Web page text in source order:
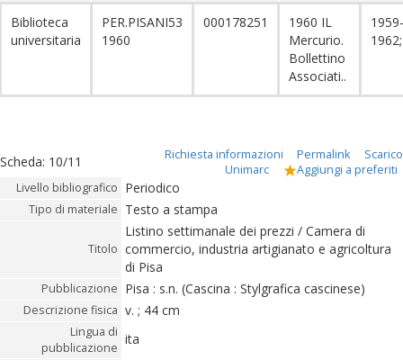
Biblioteca
universitaria
PER.PISANI53
1960
000178251
1960 IL
Mercurio.
Bollettino
Associati..
1959-
Scheda: 10/11 Richiesta informazioni Permalink
Scarico
Unimarc
Aggiungi a preferiti
Livello bibliografico Periodico
Tipo di materiale Testo a stampa
Titolo
Listino settimanale dei prezzi / Camera di
commercio, industria artigianato e agricoltura
di Pisa
Pubblicazione Pisa : s.n. (Cascina : Stylgrafica cascinese)
Descrizione fisica v. ; 44 cm
Lingua di
pubblicazione
ita